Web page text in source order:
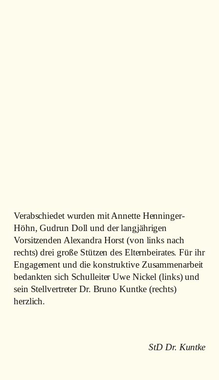
Verabschiedet wurden mit Annette Henninger-
Höhn, Gudrun Doll und der langjährigen
Vorsitzenden Alexandra Horst (von links nach
rechts) drei große Stützen des Elternbeirates. Für ihr
Engagement und die konstruktive Zusammenarbeit
bedankten sich Schulleiter Uwe Nickel (links) und
sein Stellvertreter Dr. Bruno Kuntke (rechts)
herzlich.
StD Dr. Kuntke